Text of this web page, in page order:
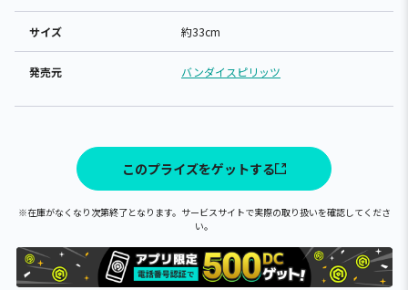
サイズ 約33cm
発売元 バンダイスピリッツ
このプライズをゲットする
※在庫がなくなり次第終了となります。サービスサイトで実際の取り扱いを確認してくださ
い。